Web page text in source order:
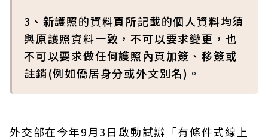
3、新護照的資料頁所記載的個人資料均須
與原護照資料一致，不可以要求變更，也
不可以要求做任何護照內頁加簽、移簽或
註銷(例如僑居身分或外文別名)。
外交部在今年9月3日啟動試辦「有條件式線上